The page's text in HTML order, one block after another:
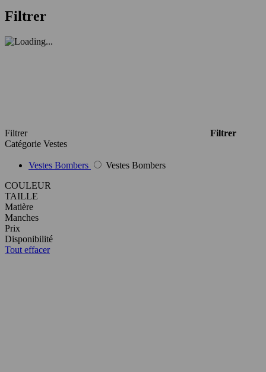
Filtrer
Filtrer
Filtrer
Catégorie Vestes
Vestes Bombers
Vestes Bombers
COULEUR
TAILLE
Matière
Manches
Prix
Disponibilité
Tout effacer